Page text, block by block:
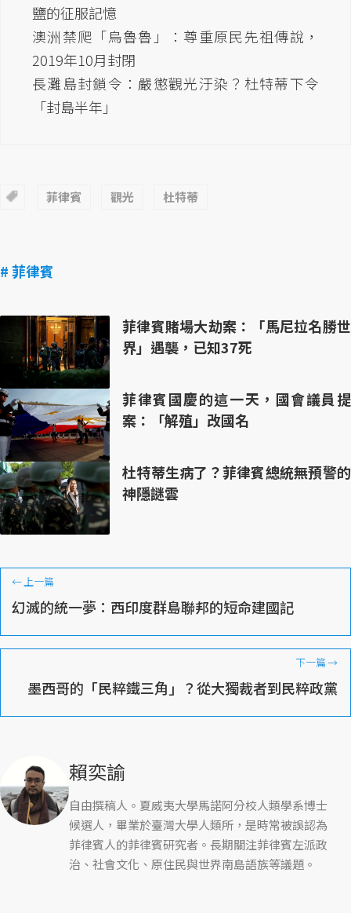
鹽的征服記憶
澳洲禁爬「烏魯魯」：尊重原民先祖傳說，
2019年10月封閉
長灘島封鎖令：嚴懲觀光汙染？杜特蒂下令
「封島半年」
菲律賓 觀光 杜特蒂
# 菲律賓
菲律賓賭場大劫案：「馬尼拉名勝世
界」遇襲，已知37死
菲律賓國慶的這一天，國會議員提
案：「解殖」改國名
杜特蒂生病了？菲律賓總統無預警的
神隱謎雲
←上一篇
幻滅的統一夢：西印度群島聯邦的短命建國記
下一篇→
墨西哥的「民粹鐵三角」？從大獨裁者到民粹政黨
賴奕諭
自由撰稿人。夏威夷大學馬諾阿分校人類學系博士
候選人，畢業於臺灣大學人類所，是時常被誤認為
菲律賓人的菲律賓研究者。長期關注菲律賓左派政
治、社會文化、原住民與世界南島語族等議題。